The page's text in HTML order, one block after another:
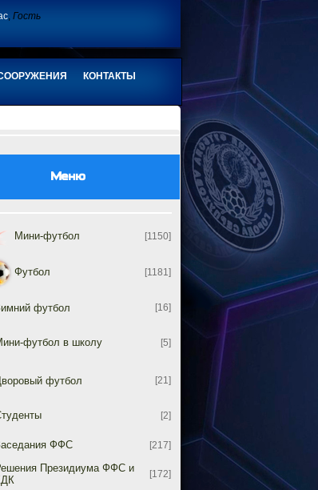
,Гость
КОНТАКТЫ
Меню
Мини-футбол [1150]
Футбол [1181]
футбол [16]
футбол в школу [5]
футбол [21]
[2]
ФФС [217]
Президиума ФФС и
[172]